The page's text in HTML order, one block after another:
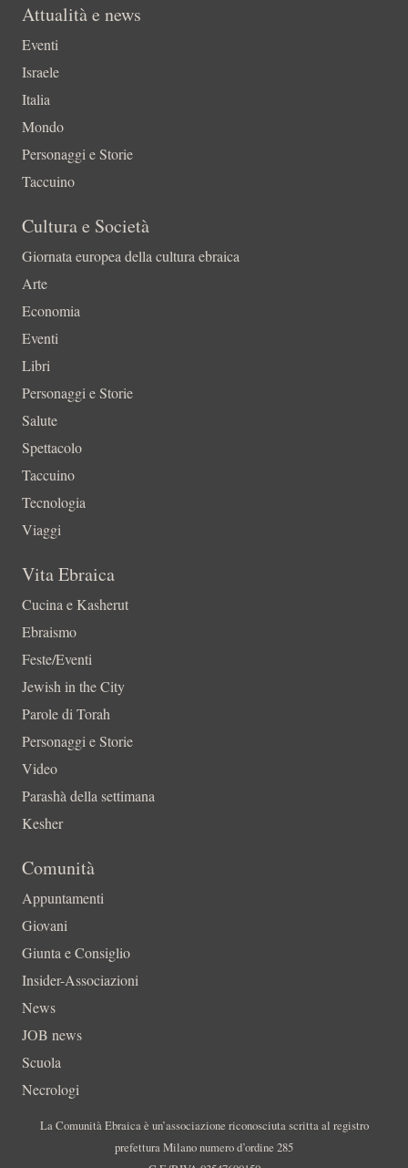
Attualità e news
Eventi
Israele
Italia
Mondo
Personaggi e Storie
Taccuino
Cultura e Società
Giornata europea della cultura ebraica
Arte
Economia
Eventi
Libri
Personaggi e Storie
Salute
Spettacolo
Taccuino
Tecnologia
Viaggi
Vita Ebraica
Cucina e Kasherut
Ebraismo
Feste/Eventi
Jewish in the City
Parole di Torah
Personaggi e Storie
Video
Parashà della settimana
Kesher
Comunità
Appuntamenti
Giovani
Giunta e Consiglio
Insider-Associazioni
News
JOB news
Scuola
Necrologi
La Comunità Ebraica è un’associazione riconosciuta scritta al registro
prefettura Milano numero d’ordine 285